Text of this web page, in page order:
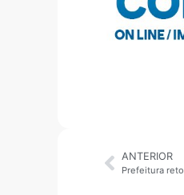
ANTERIOR
Prefeitura